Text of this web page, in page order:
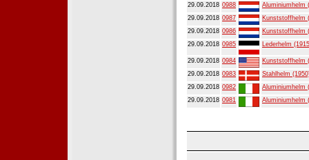
29.09.2018 0988
Aluminiumhelm
29.09.2018 0987
Kunststoffhelm
29.09.2018 0986
Kunststoffhelm
29.09.2018 0985 Lederhelm
29.09.2018 0984
Kunststoffhelm
29.09.2018 0983
Stahlhelm
29.09.2018 0982
Aluminiumhelm
29.09.2018 0981 Aluminiumhelm